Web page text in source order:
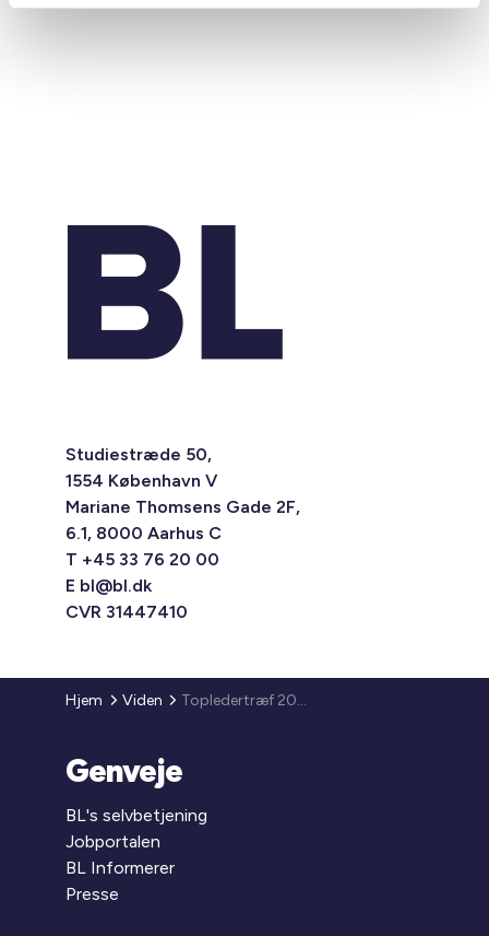
Studiestræde 50,
1554 København V
Mariane Thomsens Gade 2F,
6.1, 8000 Aarhus C
T +45 33 76 20 00
E bl@bl.dk
CVR 31447410
Hjem Viden Topledertræf 2024
Genveje
BL's selvbetjening
Jobportalen
BL Informerer
Presse